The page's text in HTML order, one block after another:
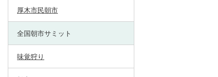
厚木市民朝市
全国朝市サミット
味覚狩り